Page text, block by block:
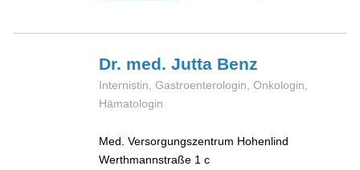
Dr. med. Jutta Benz
Internistin, Gastroenterologin, Onkologin,
Hämatologin
Med. Versorgungszentrum Hohenlind
Werthmannstraße 1 c